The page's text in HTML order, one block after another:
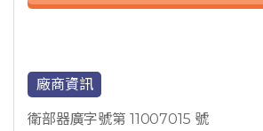
廠商資訊
衛部器廣字號第 11007015 號